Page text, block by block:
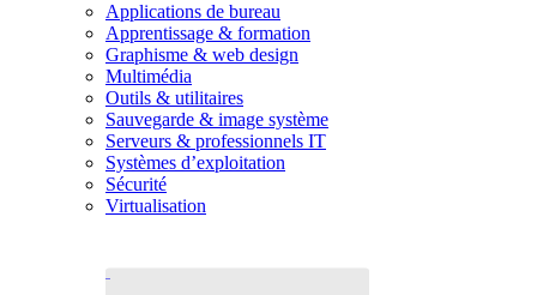
Applications de bureau
Apprentissage & formation
Graphisme & web design
Multimédia
Outils & utilitaires
Sauvegarde & image système
Serveurs & professionnels IT
Systèmes d’exploitation
Sécurité
Virtualisation